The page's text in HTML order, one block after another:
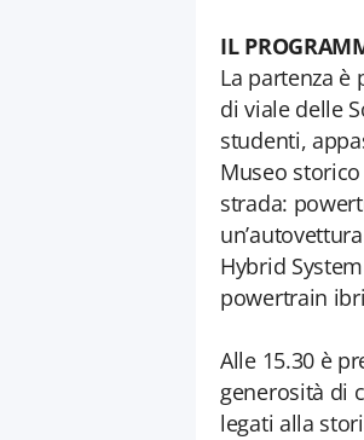
IL
La partenza
di viale delle
studenti,
Museo
strada:
Hybrid
powertrain
Alle 15.30 è
generosità di
legati alla